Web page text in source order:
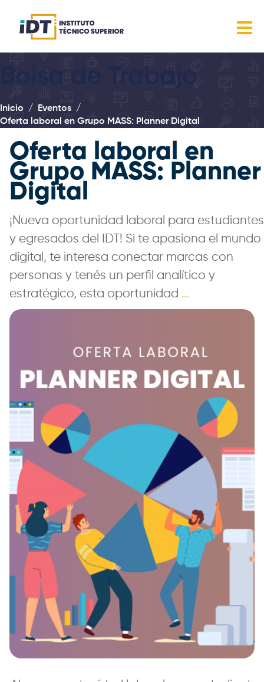
Bolsa de Trabajo
Inicio
Eventos
Oferta laboral en Grupo MASS: Planner Digital
Oferta laboral en
Grupo MASS: Planner
Digital
¡Nueva oportunidad laboral para estudiantes
y egresados del IDT! Si te apasiona el mundo
digital, te interesa conectar marcas con
personas y tenés un perfil analítico y
estratégico, esta oportunidad …